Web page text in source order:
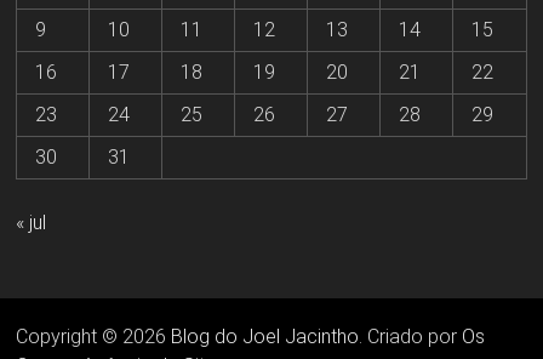
9
10 11 12 13 14
15
16
17 18 19 20 21
22
23
24 25 26 27 28
29
30
31
« jul
Copyright © 2026 Blog do Joel Jacintho . Criado por Os